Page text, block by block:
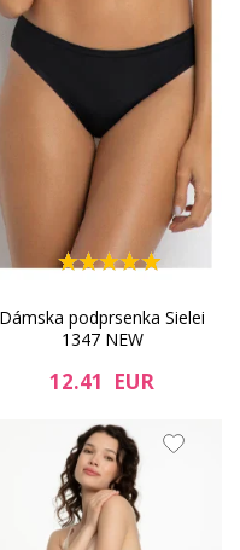
Dámska podprsenka Sielei
1347 NEW
12.41 EUR